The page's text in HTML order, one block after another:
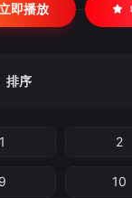
即播放
排序
1 2
9 10